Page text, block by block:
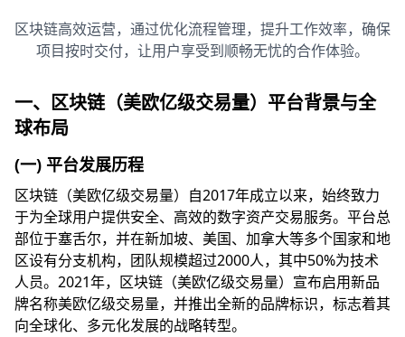
区块链高效运营，通过优化流程管理，提升工作效率，确保
项目按时交付，让用户享受到顺畅无忧的合作体验。
一、区块链（美欧亿级交易量）平台背景与全
球布局
(一) 平台发展历程
区块链（美欧亿级交易量）自2017年成立以来，始终致力
于为全球用户提供安全、高效的数字资产交易服务。平台总
部位于塞舌尔，并在新加坡、美国、加拿大等多个国家和地
区设有分支机构，团队规模超过2000人，其中50%为技术
人员。2021年，区块链（美欧亿级交易量）宣布启用新品
牌名称美欧亿级交易量，并推出全新的品牌标识，标志着其
向全球化、多元化发展的战略转型。